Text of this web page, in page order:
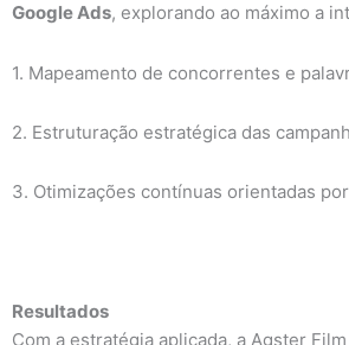
Google Ads, explorando ao máximo a
1. Mapeamento de concorrentes e
2. Estruturação estratégica das
3. Otimizações contínuas orientadas
Resultados
Com a estratégia aplicada, a Agster